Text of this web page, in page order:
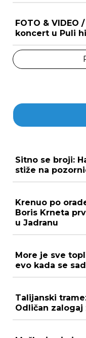
FOTO &
koncert u Puli
Sitno se broji:
stiže na
Krenuo po
Boris Krneta
u Jadranu
More je sve
evo kada se
Talijanski
Odličan